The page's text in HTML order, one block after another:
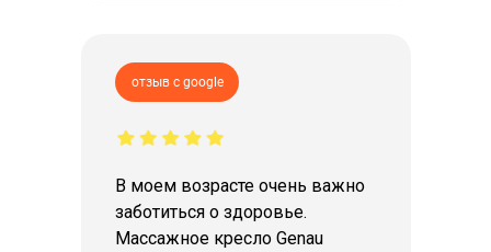
В моем возрасте очень важно
заботиться о здоровье.
Массажное кресло Genau
отзыв с google